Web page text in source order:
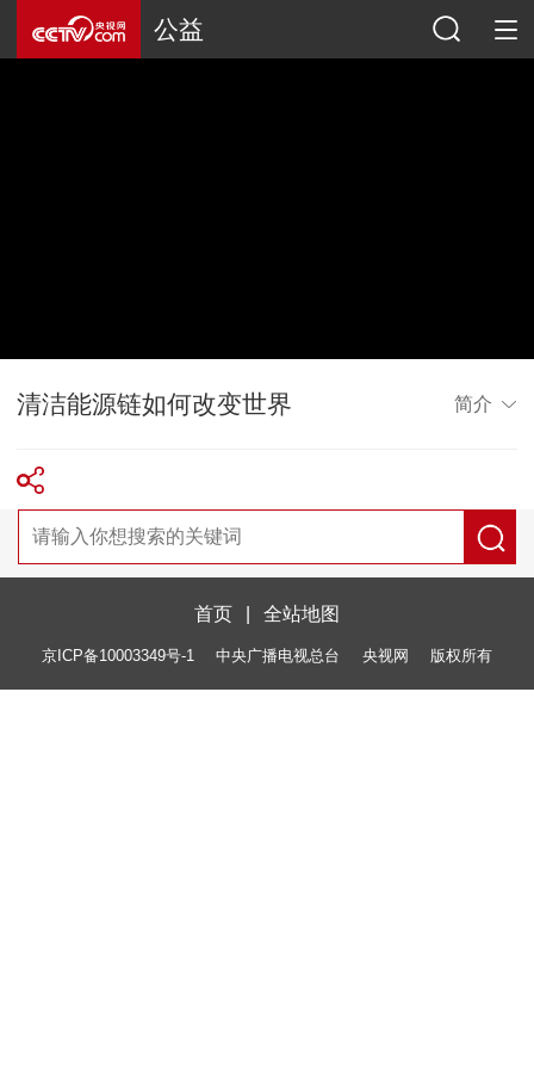
公益
清洁能源链如何改变世界 简介
首页 全站地图
京ICP备10003349号-1 中央广播电视总台 央视网 版权所有